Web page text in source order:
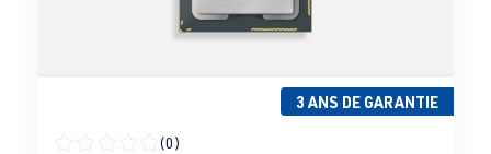
3 ANS DE GARANTIE
(0)